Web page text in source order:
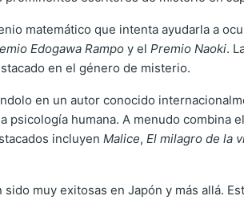
matemático que intenta ayudarla a
Edogawa Rampo y el Premio Naoki.
en el género de misterio.
en un autor conocido
humana. A menudo combina
incluyen Malice, El milagro de la
muy exitosas en Japón y más allá.